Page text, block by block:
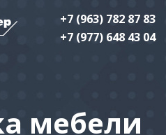
+7 (963) 782 87 83
+7 (977) 648 43 04
мебели